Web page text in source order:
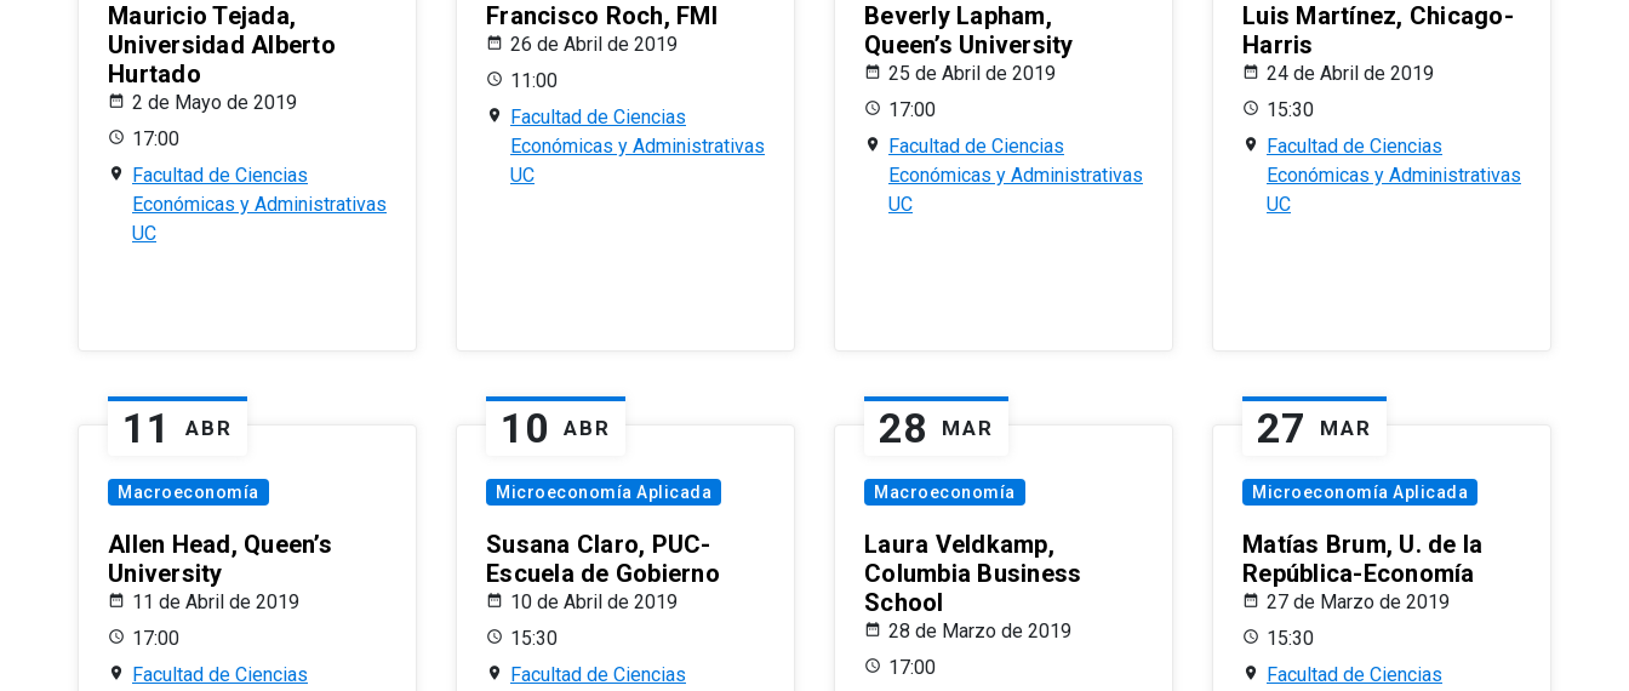
Mauricio Tejada,
Universidad Alberto
Hurtado
2 de Mayo de 2019
17:00
Facultad de Ciencias
Económicas y Administrativas
UC
Francisco Roch, FMI
26 de Abril de 2019
11:00
Facultad de Ciencias
Económicas y Administrativas
UC
Beverly Lapham,
Queen’s University
25 de Abril de 2019
17:00
Facultad de Ciencias
Económicas y Administrativas
UC
Luis Martínez, Chicago-
Harris
24 de Abril de 2019
15:30
Facultad de Ciencias
Económicas y Administrativas
UC
11 ABR
Macroeconomía
Allen Head, Queen’s
University
11 de Abril de 2019
17:00
Facultad de Ciencias
10 ABR
Microeconomía Aplicada
Susana Claro, PUC-
Escuela de Gobierno
10 de Abril de 2019
15:30
Facultad de Ciencias
28 MAR
Macroeconomía
Laura Veldkamp,
Columbia Business
School
28 de Marzo de 2019
17:00
27 MAR
Microeconomía Aplicada
Matías Brum, U. de la
República-Economía
27 de Marzo de 2019
15:30
Facultad de Ciencias